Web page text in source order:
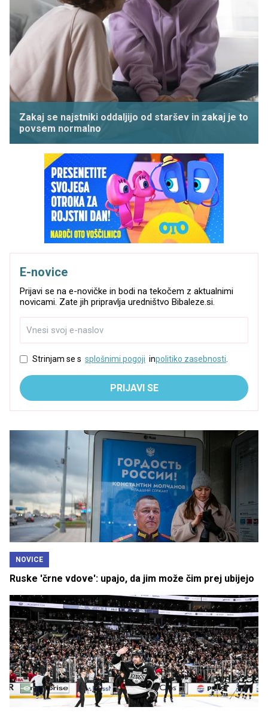
Zakaj se najstniki oddaljijo od staršev in zakaj je to
povsem normalno
E-novice
Prijavi se na e-novičke in bodi na tekočem z aktualnimi
novicami. Zate jih pripravlja uredništvo Bibaleze.si.
Strinjam se s splošnimi pogoji inpolitiko zasebnosti
PRIJAVI SE
NOVICE
Ruske 'črne vdove': upajo, da jim može čim prej ubijejo